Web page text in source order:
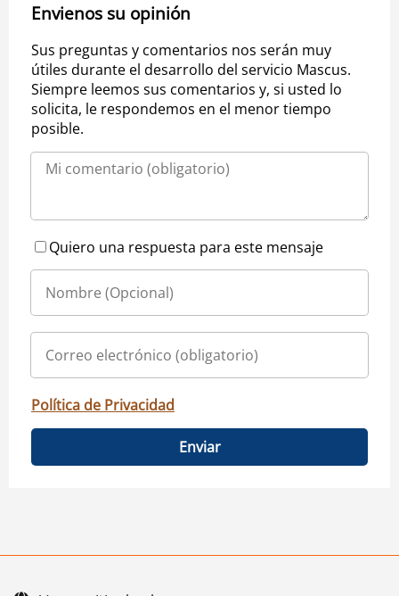
Envienos su opinión
Sus preguntas y comentarios nos serán muy
útiles durante el desarrollo del servicio Mascus.
Siempre leemos sus comentarios y, si usted lo
solicita, le respondemos en el menor tiempo
posible.
Quiero una respuesta para este mensaje
Política de Privacidad
Enviar